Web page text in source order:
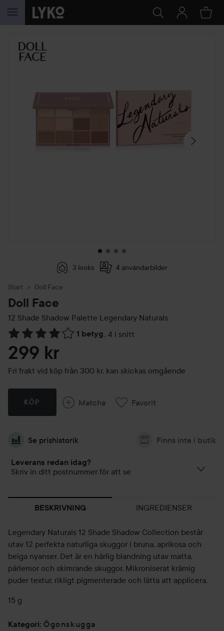
HOPPA TILL INNEHÅLLET
HOPPA ÖVER SEKTIONEN
3 looks 4 användarbilder
Start Doll Face
Doll Face
12 Shade Shadow Palette Legendary Naturals
1 betyg , 4 i snitt
Hoppa till Betyg & kommentarer
299 kr
Fri frakt vid köp från 300 kr, kan skickas omgående
KÖP Matcha Favorit
Se prishistorik Finns inte i butik
Leverans redan idag?
Skriv in ditt postnummer för att se
BESKRIVNING INGREDIENSER
Legendary Naturals 12 Shade Shadow Collection består
utav 12 perfekta naturliga skuggor i bruna, aprikosa och
beiga nyanser. Det är en härlig blandning utav matta,
pärlemor och skimrande skuggor. Mikroniserat krämig
puder textur, rikligt pigmenterade och lätta att applicera.
15 g
Kategori: Ögonskugga